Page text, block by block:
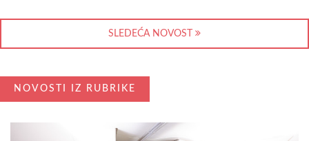
SLEDEĆA NOVOST
NOVOSTI IZ RUBRIKE